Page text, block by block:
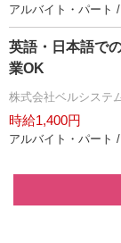
アルバイト・パート
英語・日本語で
業OK
株式会社ベルシステ
時給1,400円
アルバイト・パート